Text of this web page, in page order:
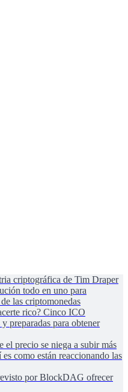
criptográfica de Tim Draper
todo en uno para
las criptomonedas
rico? Cinco ICO
preparadas para obtener
el precio se niega a subir más
como están reaccionando las
por BlockDAG ofrecer